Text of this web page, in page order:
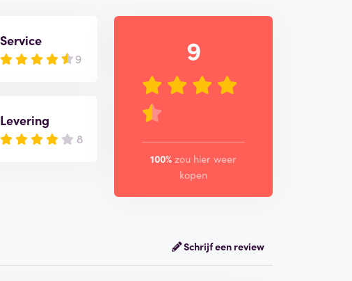
Service
9
Levering
8
9
100% zou hier weer
kopen
Schrijf een review